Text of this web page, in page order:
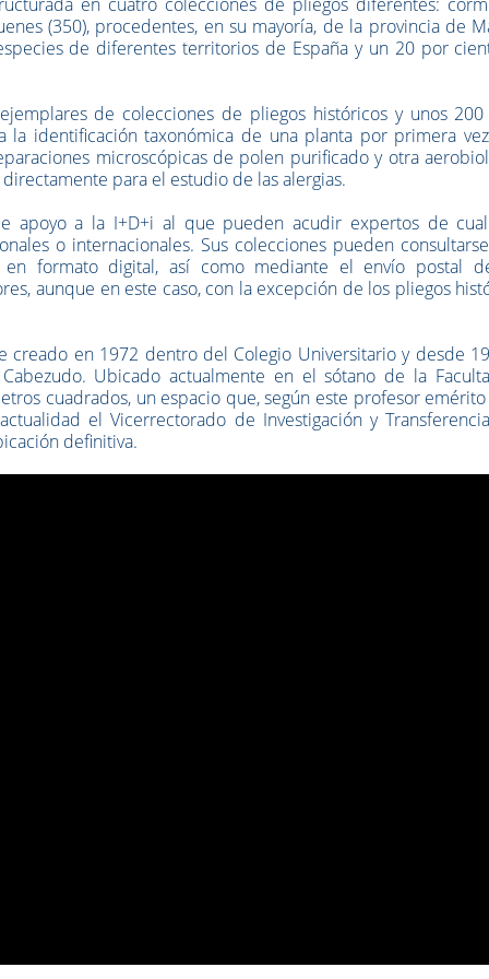
(350), procedentes, en su mayoría, de la provincia de
de diferentes territorios de España y un 20 por
de colecciones de pliegos históricos y unos
la identificación taxonómica de una planta por primera
microscópicas de polen purificado y otra
para el estudio de las alergias.
apoyo a la I+D+i al que pueden acudir expertos de
o internacionales. Sus colecciones pueden
formato digital, así como mediante el envío postal
aunque en este caso, con la excepción de los pliegos
creado en 1972 dentro del Colegio Universitario y desde
Ubicado actualmente en el sótano de la
cuadrados, un espacio que, según este profesor
el Vicerrectorado de Investigación y
definitiva.